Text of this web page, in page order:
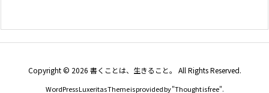
Copyright © 2026 書くことは、生きること。 All Rights Reserved.
WordPress Luxeritas Theme is provided by "Thought is free".